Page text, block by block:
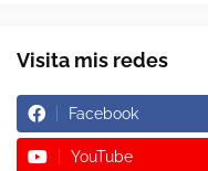
Visita mis redes
Facebook
YouTube